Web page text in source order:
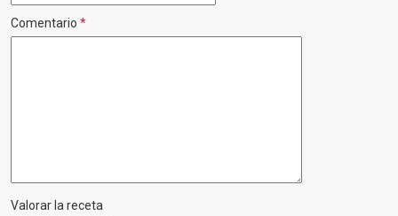
Comentario *
Valorar la receta